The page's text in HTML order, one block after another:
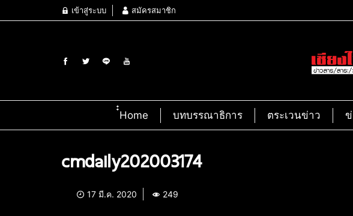
เข้าสู่ระบบ สมัครสมาชิก
๋๋Home บทบรรณาธิการ ตระเวนข่าว
cmdaily202003174
17 มี.ค. 2020 249